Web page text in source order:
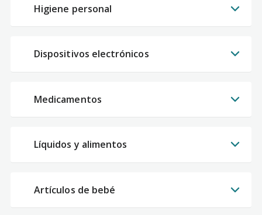
Higiene personal
Dispositivos electrónicos
Medicamentos
Líquidos y alimentos
Artículos de bebé